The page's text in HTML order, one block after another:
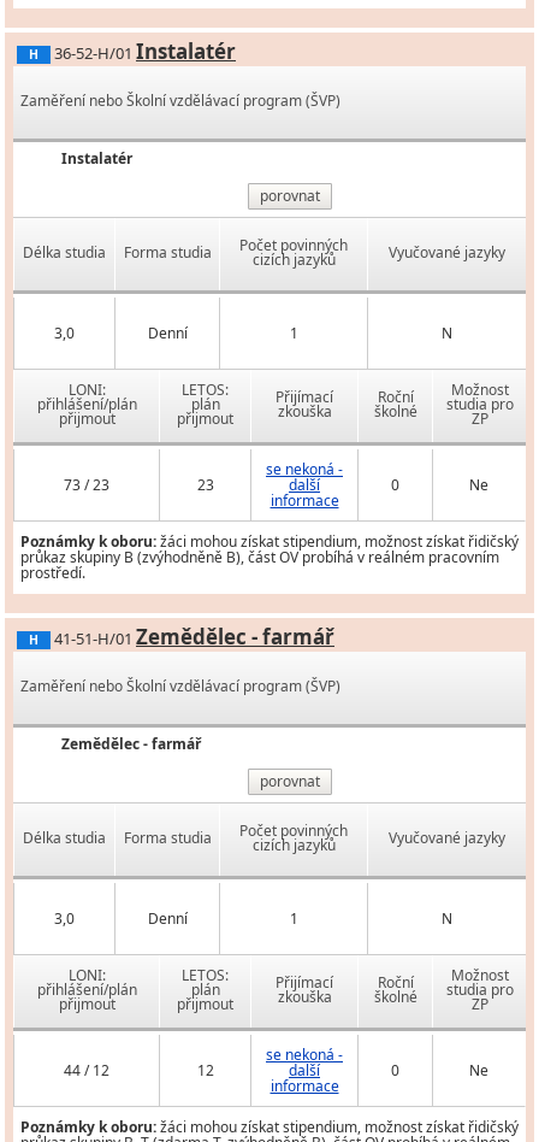
H 36-52-H/01 Instalatér
Zaměření nebo Školní vzdělávací program (ŠVP)
Instalatér
porovnat
Délka studia Forma studia Počet povinných
cizích jazyků Vyučované jazyky
3,0 Denní 1 N
LONI:
přihlášení/plán
přijmout
LETOS:
plán
přijmout
Přijímací
zkouška
Roční
školné
Možnost
studia pro
ZP
73 / 23 23
se nekoná -
další
informace
0 Ne
Poznámky k oboru:žáci mohou získat stipendium, možnost získat řidičský
průkaz skupiny B (zvýhodněně B), část OV probíhá v reálném pracovním
prostředí.
H 41-51-H/01 Zemědělec - farmář
Zaměření nebo Školní vzdělávací program (ŠVP)
Zemědělec - farmář
porovnat
Délka studia Forma studia Počet povinných
cizích jazyků Vyučované jazyky
3,0 Denní 1 N
LONI:
přihlášení/plán
přijmout
LETOS:
plán
přijmout
Přijímací
zkouška
Roční
školné
Možnost
studia pro
ZP
44 / 12 12
se nekoná -
další
informace
0 Ne
Poznámky k oboru:žáci mohou získat stipendium, možnost získat řidičský